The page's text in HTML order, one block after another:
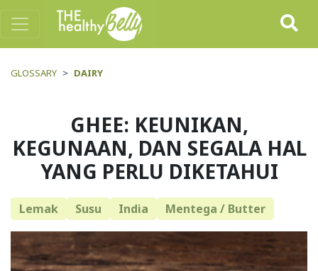
GLOSSARY DAIRY
GHEE: KEUNIKAN,
KEGUNAAN, DAN SEGALA HAL
YANG PERLU DIKETAHUI
Lemak Susu India Mentega / Butter